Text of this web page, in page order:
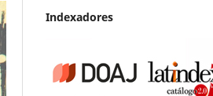
Indexadores